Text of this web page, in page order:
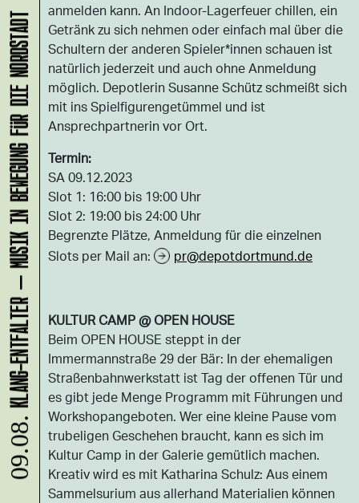
anmelden kann. An Indoor-Lagerfeuer chillen, ein
Getränk zu sich nehmen oder einfach mal über die
Schultern der anderen Spieler*innen schauen ist
natürlich jederzeit und auch ohne Anmeldung
möglich. Depotlerin Susanne Schütz schmeißt sich
mit ins Spielfigurengetümmel und ist
Ansprechpartnerin vor Ort.
Termin:
SA 09.12.2023
Slot 1: 16:00 bis 19:00 Uhr
Slot 2: 19:00 bis 24:00 Uhr
Begrenzte Plätze, Anmeldung für die einzelnen
Slots per Mail an:
pr@depotdortmund.de
KULTUR CAMP @ OPEN HOUSE
Beim OPEN HOUSE steppt in der
Immermannstraße 29 der Bär: In der ehemaligen
Straßenbahnwerkstatt ist Tag der offenen Tür und
es gibt jede Menge Programm mit Führungen und
Workshopangeboten. Wer eine kleine Pause vom
trubeligen Geschehen braucht, kann es sich im
Kultur Camp in der Galerie gemütlich machen.
Kreativ wird es mit Katharina Schulz: Aus einem
Sammelsurium aus allerhand Materialien können
09.08.
KLANG-ENTFALTER – MUSIK IN BEWEGUNG FÜR DIE NORDSTADT